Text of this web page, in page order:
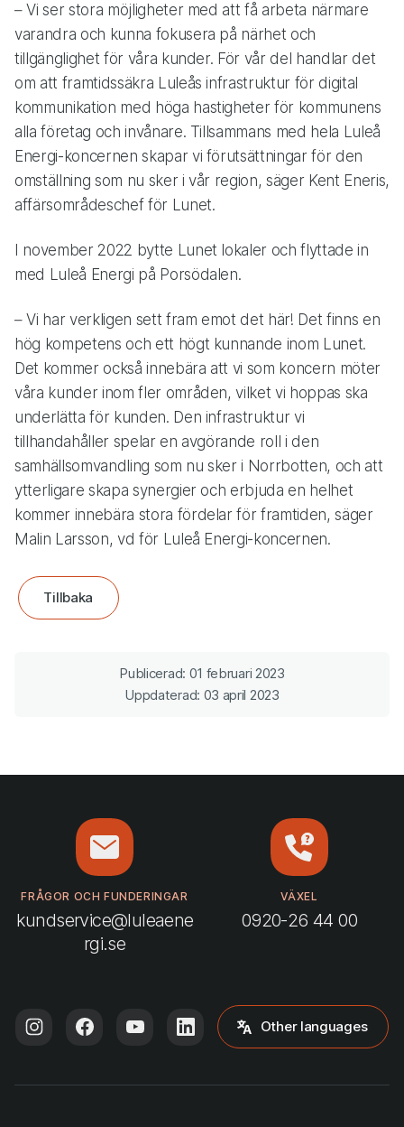
– Vi ser stora möjligheter med att få arbeta närmare
varandra och kunna fokusera på närhet och
tillgänglighet för våra kunder. För vår del handlar det
om att framtidssäkra Luleås infrastruktur för digital
kommunikation med höga hastigheter för kommunens
alla företag och invånare. Tillsammans med hela Luleå
Energi-koncernen skapar vi förutsättningar för den
omställning som nu sker i vår region, säger Kent Eneris,
affärsområdeschef för Lunet.
I november 2022 bytte Lunet lokaler och flyttade in
med Luleå Energi på Porsödalen.
– Vi har verkligen sett fram emot det här! Det finns en
hög kompetens och ett högt kunnande inom Lunet.
Det kommer också innebära att vi som koncern möter
våra kunder inom fler områden, vilket vi hoppas ska
underlätta för kunden. Den infrastruktur vi
tillhandahåller spelar en avgörande roll i den
samhällsomvandling som nu sker i Norrbotten, och att
ytterligare skapa synergier och erbjuda en helhet
kommer innebära stora fördelar för framtiden, säger
Malin Larsson, vd för Luleå Energi-koncernen.
Tillbaka
Publicerad: 01 februari 2023
Uppdaterad: 03 april 2023
FRÅGOR OCH FUNDERINGAR
kundservice@luleaene
rgi.se
VÄXEL
0920-26 44 00
Other languages